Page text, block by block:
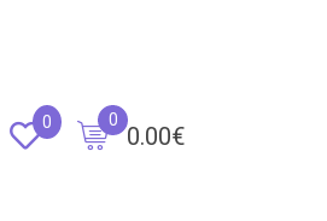
0.00€
0
0